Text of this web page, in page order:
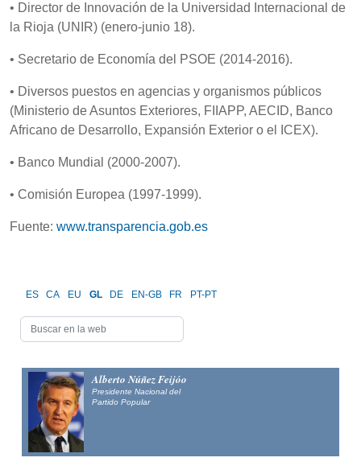
• Director de Innovación de la Universidad Internacional de
la Rioja (UNIR) (enero-junio 18).
• Secretario de Economía del PSOE (2014-2016).
• Diversos puestos en agencias y organismos públicos
(Ministerio de Asuntos Exteriores, FIIAPP, AECID, Banco
Africano de Desarrollo, Expansión Exterior o el ICEX).
• Banco Mundial (2000-2007).
• Comisión Europea (1997-1999).
Fuente: www.transparencia.gob.es
ES CA EU GL DE EN-GB FR PT-PT
Alberto Núñez Feijóo
Presidente Nacional del
Partido Popular